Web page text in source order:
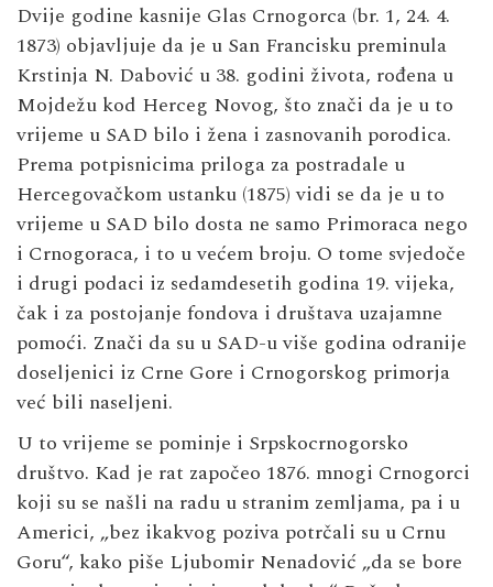
Dvije godine kasnije Glas Crnogorca (br. 1, 24. 4.
1873) objavljuje da je u San Francisku preminula
Krstinja N. Dabović u 38. godini života, rođena u
Mojdežu kod Herceg Novog, što znači da je u to
vrijeme u SAD bilo i žena i zasnovanih porodica.
Prema potpisnicima priloga za postradale u
Hercegovačkom ustanku (1875) vidi se da je u to
vrijeme u SAD bilo dosta ne samo Primoraca nego
i Crnogoraca, i to u većem broju. O tome svjedoče
i drugi podaci iz sedamdesetih godina 19. vijeka,
čak i za postojanje fondova i društava uzajamne
pomoći. Znači da su u SAD-u više godina odranije
doseljenici iz Crne Gore i Crnogorskog primorja
već bili naseljeni.
U to vrijeme se pominje i Srpskocrnogorsko
društvo. Kad je rat započeo 1876. mnogi Crnogorci
koji su se našli na radu u stranim zemljama, pa i u
Americi, „bez ikakvog poziva potrčali su u Crnu
Goru“, kako piše Ljubomir Nenadović „da se bore